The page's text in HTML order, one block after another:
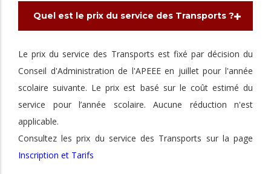
Quel est le prix du service des Transports ?
Le prix du service des Transports est fixé par décision du
Conseil d'Administration de l'APEEE en juillet pour l'année
scolaire suivante. Le prix est basé sur le coût estimé du
service pour l’année scolaire. Aucune réduction n'est
applicable.
Consultez les prix du service des Transports sur la page
Inscription et Tarifs